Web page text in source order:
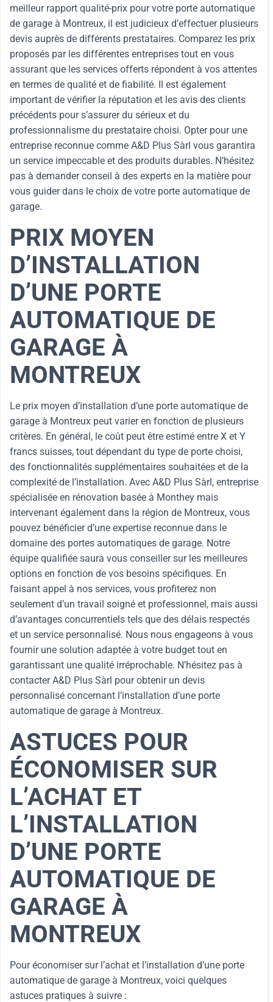
meilleur rapport qualité-prix pour votre porte automatique
de garage à Montreux, il est judicieux d’effectuer plusieurs
devis auprès de différents prestataires. Comparez les prix
proposés par les différentes entreprises tout en vous
assurant que les services offerts répondent à vos attentes
en termes de qualité et de fiabilité. Il est également
important de vérifier la réputation et les avis des clients
précédents pour s’assurer du sérieux et du
professionnalisme du prestataire choisi. Opter pour une
entreprise reconnue comme A&D Plus Sàrl vous garantira
un service impeccable et des produits durables. N’hésitez
pas à demander conseil à des experts en la matière pour
vous guider dans le choix de votre porte automatique de
garage.
PRIX MOYEN
D’INSTALLATION
D’UNE PORTE
AUTOMATIQUE DE
GARAGE À
MONTREUX
Le prix moyen d’installation d’une porte automatique de
garage à Montreux peut varier en fonction de plusieurs
critères. En général, le coût peut être estimé entre X et Y
francs suisses, tout dépendant du type de porte choisi,
des fonctionnalités supplémentaires souhaitées et de la
complexité de l’installation. Avec A&D Plus Sàrl, entreprise
spécialisée en rénovation basée à Monthey mais
intervenant également dans la région de Montreux, vous
pouvez bénéficier d’une expertise reconnue dans le
domaine des portes automatiques de garage. Notre
équipe qualifiée saura vous conseiller sur les meilleures
options en fonction de vos besoins spécifiques. En
faisant appel à nos services, vous profiterez non
seulement d’un travail soigné et professionnel, mais aussi
d’avantages concurrentiels tels que des délais respectés
et un service personnalisé. Nous nous engageons à vous
fournir une solution adaptée à votre budget tout en
garantissant une qualité irréprochable. N’hésitez pas à
contacter A&D Plus Sàrl pour obtenir un devis
personnalisé concernant l’installation d’une porte
automatique de garage à Montreux.
ASTUCES POUR
ÉCONOMISER SUR
L’ACHAT ET
L’INSTALLATION
D’UNE PORTE
AUTOMATIQUE DE
GARAGE À
MONTREUX
Pour économiser sur l’achat et l’installation d’une porte
automatique de garage à Montreux, voici quelques
astuces pratiques à suivre :